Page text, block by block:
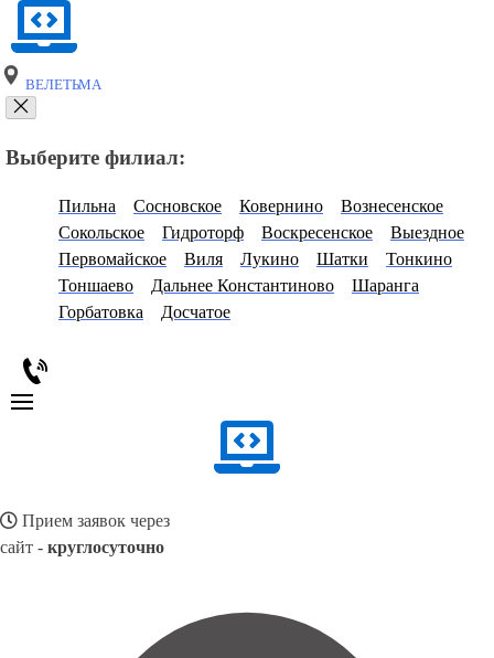
ВЕЛЕТЬМА
Выберите филиал:
Пильна Сосновское Ковернино
Вознесенское
Сокольское
Гидроторф Воскресенское
Выездное
Первомайское
Виля Лукино Шатки
Тонкино
Тоншаево
Дальнее Константиново
Шаранга
Горбатовка
Досчатое
Прием заявок через
сайт - круглосуточно